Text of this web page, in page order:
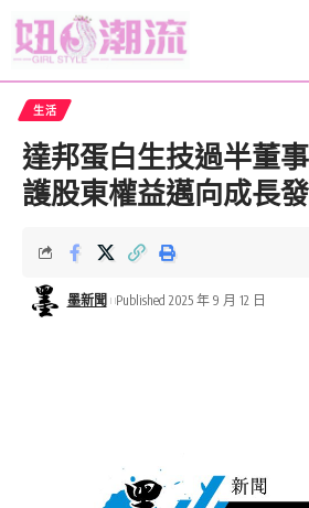
生活
達邦蛋白生技過半董
護股東權益邁向成長
墨新聞 Published 2025 年 9 月 12 日